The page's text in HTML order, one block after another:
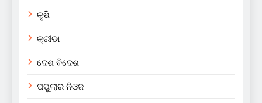
କୃଷି
କ୍ରୀଡା
ଦେଶ ବିଦେଶ
ପପୁଲାର ନିଓଜ